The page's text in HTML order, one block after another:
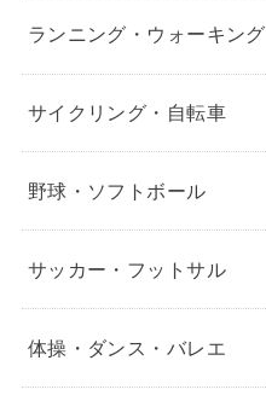
ランニング・ウォーキング
サイクリング・自転車
野球・ソフトボール
サッカー・フットサル
体操・ダンス・バレエ